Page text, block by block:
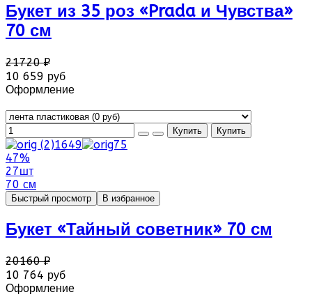
Букет из 35 роз «Prada и Чувства»
70 см
21720 ₽
10 659 руб
Оформление
47%
27шт
70 см
Быстрый просмотр В избранное
Букет «Тайный советник» 70 см
20160 ₽
10 764 руб
Оформление